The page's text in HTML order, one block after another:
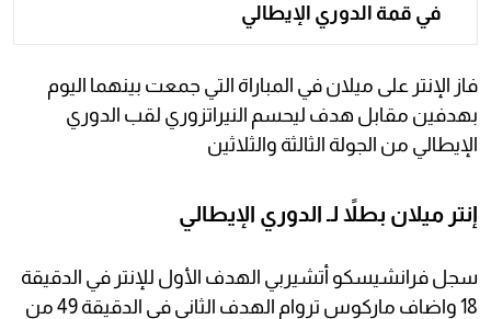
في قمة الدوري الإيطالي
فاز الإنتر على ميلان في المباراة التي جمعت بينهما اليوم
بهدفين مقابل هدف ليحسم النيراتزوري لقب الدوري
الإيطالي من الجولة الثالثة والثلاثين
إنتر ميلان بطلاً لـ الدوري الإيطالي
سجل فرانشيسكو أتشيربي الهدف الأول للإنتر في الدقيقة
18 واضاف ماركوس تروام الهدف الثاني في الدقيقة 49 من